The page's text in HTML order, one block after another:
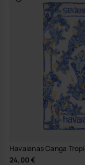
basta una canga e un
Acquista online su
Havaianas in Italia, e
Havaianas Canga
24,00 €